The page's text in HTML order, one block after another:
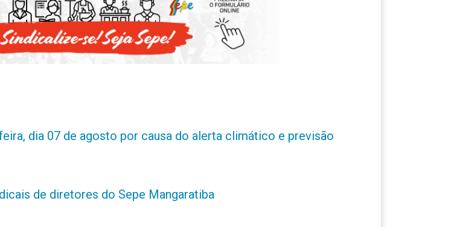
dia 07 de agosto por causa do alerta climático e previsão
de diretores do Sepe Mangaratiba